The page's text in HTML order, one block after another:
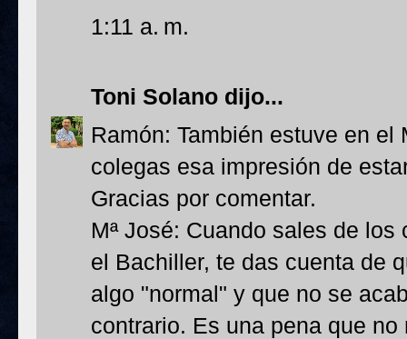
1:11 a. m.
Toni Solano dijo...
Ramón: También estuve en
colegas esa impresión de
Gracias por comentar.
Mª José: Cuando sales de
el Bachiller, te das cuenta de
algo "normal" y que no se
contrario. Es una pena que